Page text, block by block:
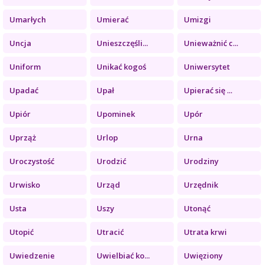
Umarłych Umierać Umizgi
Uncja Unieszczęśli... Unieważnić c...
Uniform Unikać kogoś Uniwersytet
Upadać Upał Upierać się ...
Upiór Upominek Upór
Uprząż Urlop Urna
Uroczystość Urodzić Urodziny
Urwisko Urząd Urzędnik
Usta Uszy Utonąć
Utopić Utracić Utrata krwi
Uwiedzenie Uwielbiać ko... Uwięziony